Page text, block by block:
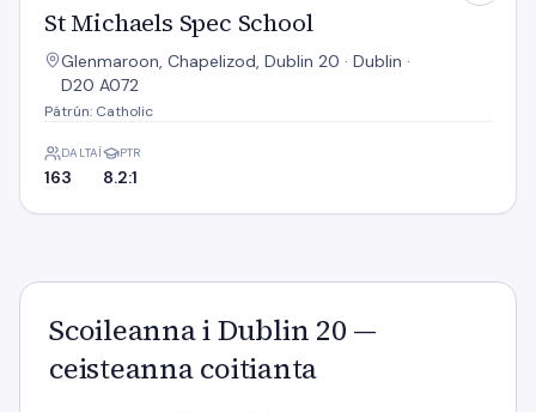
St Michaels Spec School
Glenmaroon, Chapelizod, Dublin 20 · Dublin ·
D20 A072
Pátrún: Catholic
DALTAÍ
163
PTR
8.2:1
Scoileanna i Dublin 20 —
ceisteanna coitianta